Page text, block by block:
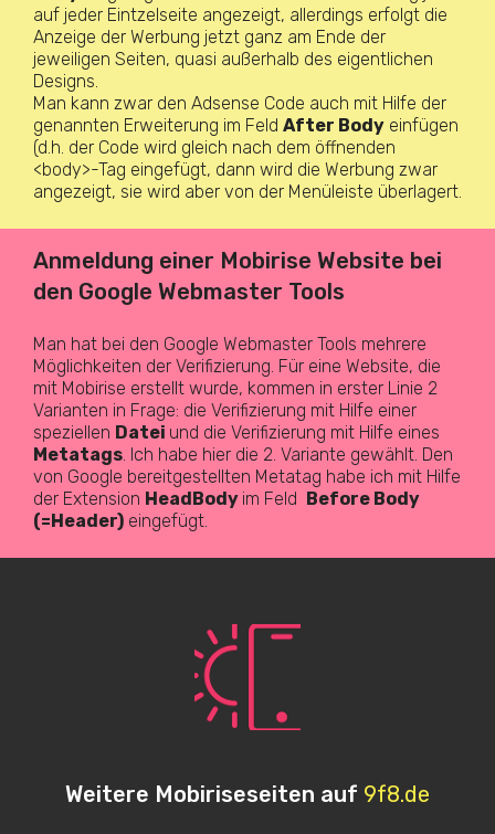
auf jeder Eintzelseite angezeigt, allerdings erfolgt die
Anzeige der Werbung jetzt ganz am Ende der
jeweiligen Seiten, quasi außerhalb des eigentlichen
Designs.
Man kann zwar den Adsense Code auch mit Hilfe der
genannten Erweiterung im Feld After Body einfügen
(d.h. der Code wird gleich nach dem öffnenden
<body>-Tag eingefügt, dann wird die Werbung zwar
angezeigt, sie wird aber von der Menüleiste überlagert.
Anmeldung einer Mobirise Website bei
den Google Webmaster Tools
Man hat bei den Google Webmaster Tools mehrere
Möglichkeiten der Verifizierung. Für eine Website, die
mit Mobirise erstellt wurde, kommen in erster Linie 2
Varianten in Frage: die Verifizierung mit Hilfe einer
speziellen Datei und die Verifizierung mit Hilfe eines
Metatags. Ich habe hier die 2. Variante gewählt. Den
von Google bereitgestellten Metatag habe ich mit Hilfe
der Extension HeadBody im Feld Before Body
(=Header) eingefügt.
Weitere Mobiriseseiten auf 9f8.de